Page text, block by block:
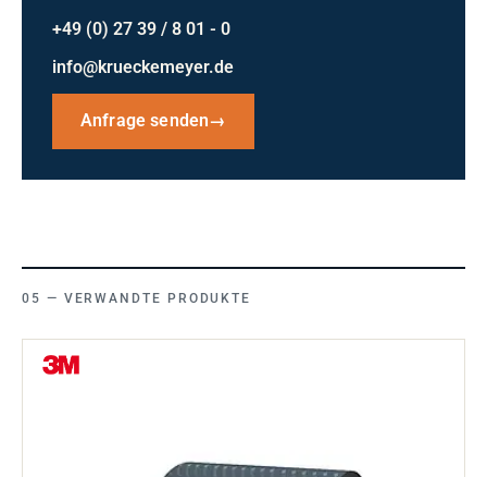
+49 (0) 27 39 / 8 01 - 0
info@krueckemeyer.de
Anfrage senden→
VERWANDTE PRODUKTE